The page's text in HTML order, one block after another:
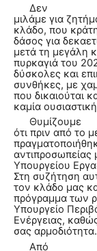
Δεν
μιλάμε για
κλάδο, που
δάσος για
μετά τη μεγάλη
πυρκαγιά του
δύσκολες και
συνθήκες, με
που δικαιούται
καμία
Θυμίζουμε
ότι πριν από το
αντιπροσωπείας
Υπουργείου
Στη συζήτηση
τον κλάδο μας
πρόγραμμα των
Υπουργείο
Ενέργειας,
σας αρμοδιότητα.
Από